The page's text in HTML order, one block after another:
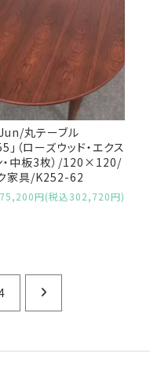
丸テーブル
（ローズウッド・エクス
・中板3枚）/120×120/
家具/K252-62
円(税込302,720円)